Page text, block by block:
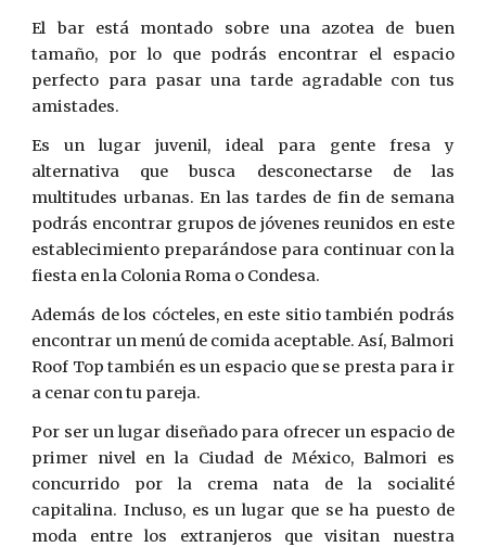
El bar está montado sobre una azotea de buen
tamaño, por lo que podrás encontrar el espacio
perfecto para pasar una tarde agradable con tus
amistades.
Es un lugar juvenil, ideal para gente fresa y
alternativa que busca desconectarse de las
multitudes urbanas. En las tardes de fin de semana
podrás encontrar grupos de jóvenes reunidos en este
establecimiento preparándose para continuar con la
fiesta en la Colonia Roma o Condesa.
Además de los cócteles, en este sitio también podrás
encontrar un menú de comida aceptable. Así, Balmori
Roof Top también es un espacio que se presta para ir
a cenar con tu pareja.
Por ser un lugar diseñado para ofrecer un espacio de
primer nivel en la Ciudad de México, Balmori es
concurrido por la crema nata de la socialité
capitalina. Incluso, es un lugar que se ha puesto de
moda entre los extranjeros que visitan nuestra